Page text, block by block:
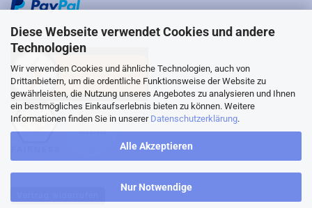
Diese Webseite verwendet Cookies und andere
Technologien
Wir verwenden Cookies und ähnliche Technologien, auch von
Drittanbietern, um die ordentliche Funktionsweise der Website zu
gewährleisten, die Nutzung unseres Angebotes zu analysieren und Ihnen
ein bestmögliches Einkaufserlebnis bieten zu können. Weitere
Informationen finden Sie in unserer Datenschutzerklärung.
Alle Akzeptieren
Nur Notwendige